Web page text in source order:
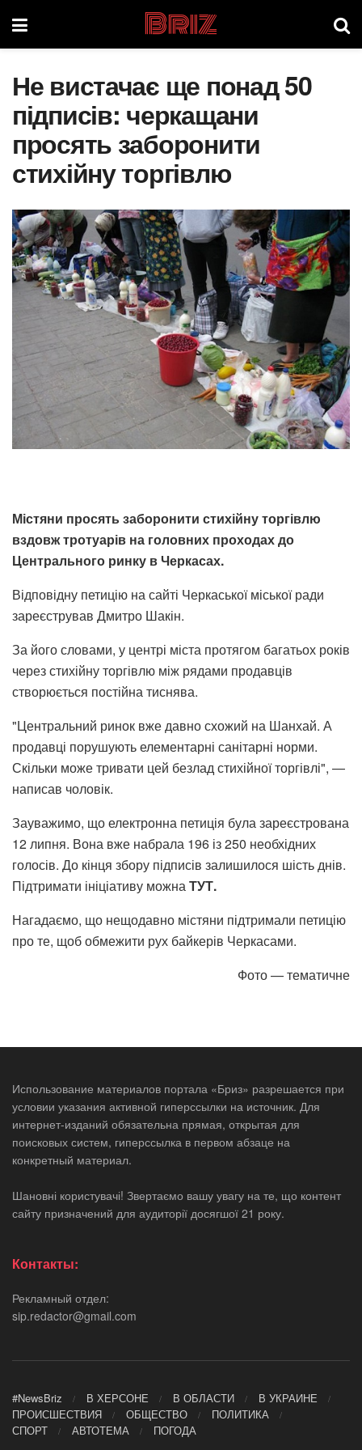
Briz
Не вистачає ще понад 50
підписів: черкащани
просять заборонити
стихійну торгівлю
Містяни просять заборонити стихійну торгівлю
вздовж тротуарів на головних проходах до
Центрального ринку в Черкасах.
Відповідну петицію на сайті Черкаської міської ради
зареєстрував Дмитро Шакін.
За його словами, у центрі міста протягом багатьох років
через стихійну торгівлю між рядами продавців
створюється постійна тиснява.
"Центральний ринок вже давно схожий на Шанхай. А
продавці порушують елементарні санітарні норми.
Скільки може тривати цей безлад стихійної торгівлі", —
написав чоловік.
Зауважимо, що електронна петиція була зареєстрована
12 липня. Вона вже набрала 196 із 250 необхідних
голосів. До кінця збору підписів залишилося шість днів.
Підтримати ініціативу можнаТУТ.
Нагадаємо, що нещодавно містяни підтримали петицію
про те, щоб обмежити рух байкерів Черкасами.
Фото — тематичне
Использование материалов портала «Бриз» разрешается при
условии указания активной гиперссылки на источник. Для
интернет-изданий обязательна прямая, открытая для
поисковых систем, гиперссылка в первом абзаце на
конкретный материал.
Шановні користувачі! Звертаємо вашу увагу на те, що контент
сайту призначений для аудиторії досягшої 21 року.
Контакты:
Рекламный отдел:
sip.redactor@gmail.com
#NewsBriz В ХЕРСОНЕ В ОБЛАСТИ
В УКРАИНЕ
ПРОИСШЕСТВИЯ
ОБЩЕСТВО
ПОЛИТИКА
СПОРТ
АВТОТЕМА ПОГОДА